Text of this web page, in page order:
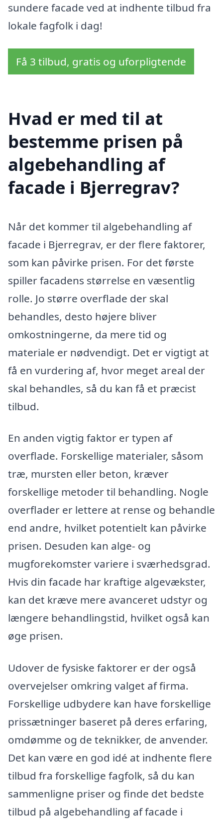
sundere facade ved at indhente tilbud fra
lokale fagfolk i dag!
Få 3 tilbud, gratis og uforpligtende
Hvad er med til at
bestemme prisen på
algebehandling af
facade i Bjerregrav?
Når det kommer til algebehandling af
facade i Bjerregrav, er der flere faktorer,
som kan påvirke prisen. For det første
spiller facadens størrelse en væsentlig
rolle. Jo større overflade der skal
behandles, desto højere bliver
omkostningerne, da mere tid og
materiale er nødvendigt. Det er vigtigt at
få en vurdering af, hvor meget areal der
skal behandles, så du kan få et præcist
tilbud.
En anden vigtig faktor er typen af
overflade. Forskellige materialer, såsom
træ, mursten eller beton, kræver
forskellige metoder til behandling. Nogle
overflader er lettere at rense og behandle
end andre, hvilket potentielt kan påvirke
prisen. Desuden kan alge- og
mugforekomster variere i sværhedsgrad.
Hvis din facade har kraftige algevækster,
kan det kræve mere avanceret udstyr og
længere behandlingstid, hvilket også kan
øge prisen.
Udover de fysiske faktorer er der også
overvejelser omkring valget af firma.
Forskellige udbydere kan have forskellige
prissætninger baseret på deres erfaring,
omdømme og de teknikker, de anvender.
Det kan være en god idé at indhente flere
tilbud fra forskellige fagfolk, så du kan
sammenligne priser og finde det bedste
tilbud på algebehandling af facade i